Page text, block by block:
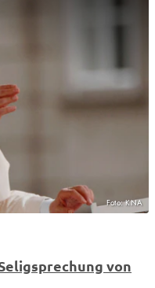
Foto: KNA
von